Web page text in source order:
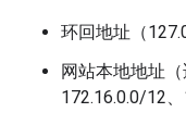
环回地址（
网站本地地址（
172.16.0.0/12、